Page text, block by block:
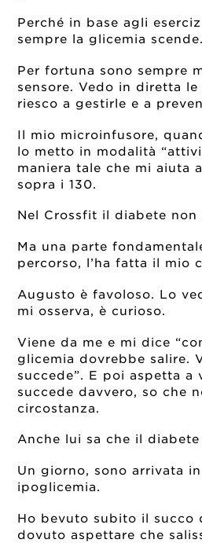
Perché in base agli
sempre la glicemia scende.
Per fortuna sono sempre
sensore. Vedo in diretta le
riesco a gestirle e a
Il mio microinfusore,
lo metto in modalità
maniera tale che mi aiuta
sopra i 130.
Nel Crossfit il diabete non
Ma una parte
percorso, l’ha fatta il mio
Augusto è favoloso. Lo
mi osserva, è curioso.
Viene da me e mi dice
glicemia dovrebbe salire.
succede”. E poi aspetta a
succede davvero, so che
circostanza.
Anche lui sa che il
Un giorno, sono arrivata
ipoglicemia.
Ho bevuto subito il succo
dovuto aspettare che